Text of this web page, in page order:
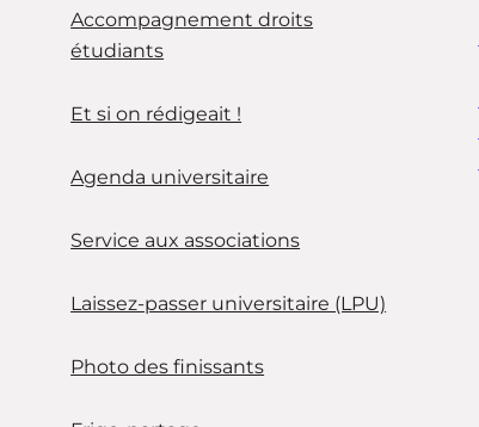
Accompagnement droits
étudiants
Et si on rédigeait !
Agenda universitaire
Service aux associations
Laissez-passer universitaire (LPU)
Photo des finissants